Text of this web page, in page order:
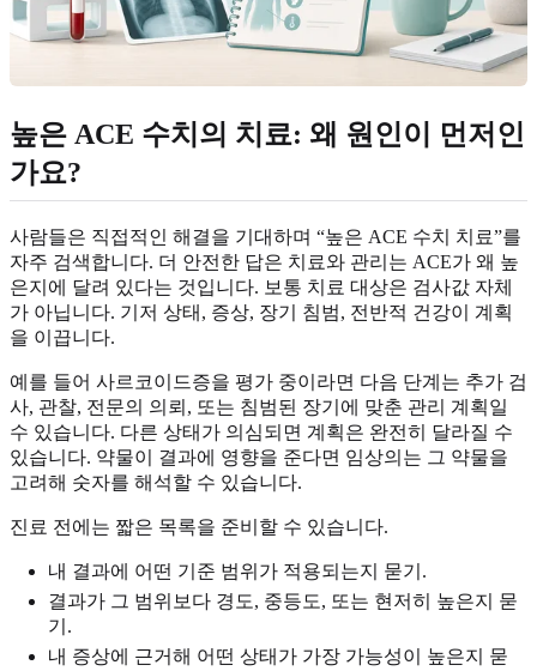
높은 ACE 수치의 치료: 왜 원인이 먼저인
가요?
사람들은 직접적인 해결을 기대하며 “높은 ACE 수치 치료”를
자주 검색합니다. 더 안전한 답은 치료와 관리는 ACE가 왜 높
은지에 달려 있다는 것입니다. 보통 치료 대상은 검사값 자체
가 아닙니다. 기저 상태, 증상, 장기 침범, 전반적 건강이 계획
을 이끕니다.
예를 들어 사르코이드증을 평가 중이라면 다음 단계는 추가 검
사, 관찰, 전문의 의뢰, 또는 침범된 장기에 맞춘 관리 계획일
수 있습니다. 다른 상태가 의심되면 계획은 완전히 달라질 수
있습니다. 약물이 결과에 영향을 준다면 임상의는 그 약물을
고려해 숫자를 해석할 수 있습니다.
진료 전에는 짧은 목록을 준비할 수 있습니다.
내 결과에 어떤 기준 범위가 적용되는지 묻기.
결과가 그 범위보다 경도, 중등도, 또는 현저히 높은지 묻
기.
내 증상에 근거해 어떤 상태가 가장 가능성이 높은지 묻